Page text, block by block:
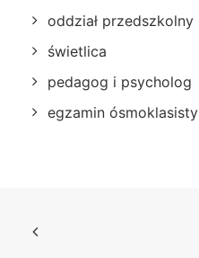
oddział przedszkolny
świetlica
pedagog i psycholog
egzamin ósmoklasisty